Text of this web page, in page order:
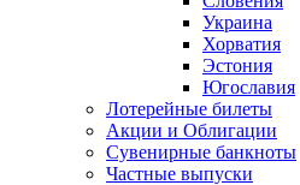
Украина
Хорватия
Эстония
Югославия
Лотерейные билеты
Акции и Облигации
Сувенирные банкноты
Частные выпуски